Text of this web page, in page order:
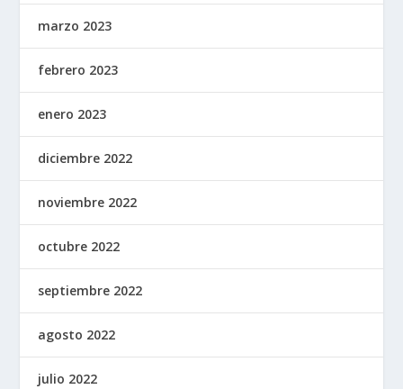
marzo 2023
febrero 2023
enero 2023
diciembre 2022
noviembre 2022
octubre 2022
septiembre 2022
agosto 2022
julio 2022